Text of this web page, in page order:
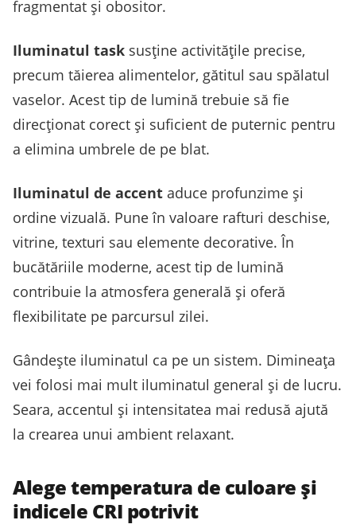
fragmentat și obositor.
Iluminatul task susține activitățile precise,
precum tăierea alimentelor, gătitul sau spălatul
vaselor. Acest tip de lumină trebuie să fie
direcționat corect și suficient de puternic pentru
a elimina umbrele de pe blat.
Iluminatul de accent aduce profunzime și
ordine vizuală. Pune în valoare rafturi deschise,
vitrine, texturi sau elemente decorative. În
bucătăriile moderne, acest tip de lumină
contribuie la atmosfera generală și oferă
flexibilitate pe parcursul zilei.
Gândește iluminatul ca pe un sistem. Dimineața
vei folosi mai mult iluminatul general și de lucru.
Seara, accentul și intensitatea mai redusă ajută
la crearea unui ambient relaxant.
Alege temperatura de culoare și
indicele CRI potrivit